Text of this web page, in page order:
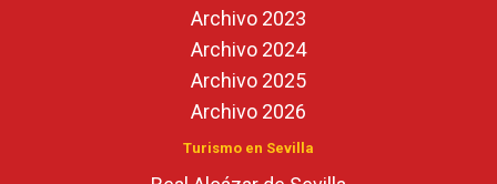
Archivo 2023
Archivo 2024
Archivo 2025
Archivo 2026
Turismo en Sevilla